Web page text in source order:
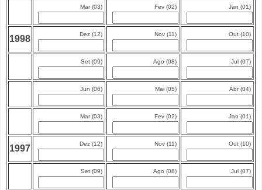
Mar (03) Fev (02) Jan (01)
1998 Dez (12) Nov (11) Out (10)
Set (09) Ago (08) Jul (07)
Jun (06) Mai (05) Abr (04)
Mar (03) Fev (02) Jan (01)
1997 Dez (12) Nov (11) Out (10)
Set (09) Ago (08) Jul (07)